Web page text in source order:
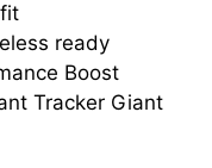
ready
Boost
Tracker Giant